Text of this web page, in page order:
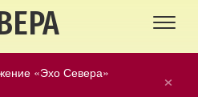
×
«Эхо Севера»